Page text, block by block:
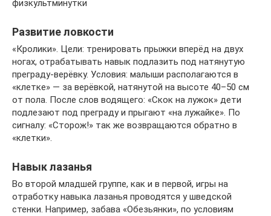
физкультминутки
Развитие ловкости
«Кролики». Цели: тренировать прыжки вперёд на двух
ногах, отрабатывать навык подлазить под натянутую
преграду-верёвку. Условия: малыши располагаются в
«клетке» — за верёвкой, натянутой на высоте 40–50 см
от пола. После слов водящего: «Скок на лужок» дети
подлезают под преграду и прыгают «на лужайке». По
сигналу: «Сторож!» так же возвращаются обратно в
«клетки».
Навык лазанья
Во второй младшей группе, как и в первой, игры на
отработку навыка лазанья проводятся у шведской
стенки. Например, забава «Обезьянки», по условиям